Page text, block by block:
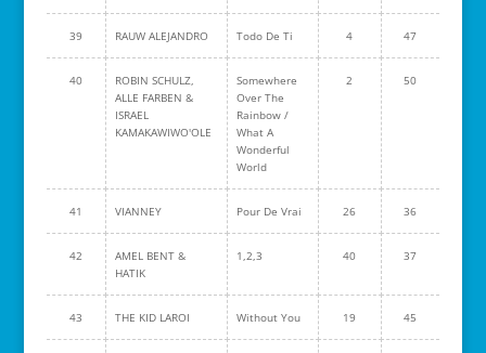
39 RAUW ALEJANDRO Todo De Ti 4 47
40
ROBIN SCHULZ,
ALLE FARBEN &
ISRAEL
KAMAKAWIWO'OLE
Somewhere
Over The
Rainbow /
What A
Wonderful
World
2 50
41 VIANNEY Pour De Vrai 26 36
42
AMEL BENT &
HATIK
1,2,3 40 37
43 THE KID LAROI Without You 19 45